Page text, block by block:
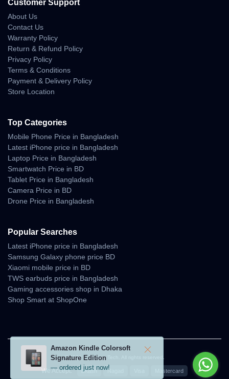
Customer Support
About Us
Contact Us
Warranty Policy
Return & Refund Policy
Privacy Policy
Terms & Conditions
Payment & Delivery Policy
Store Location
Top Categories
Mobile Phone Price in Bangladesh
Latest iPhone price in Bangladesh
Laptop Price in Bangladesh
Smartwatch Price in BD
Tablet Price in Bangladesh
Camera Price in BD
Drone Price in Bangladesh
Popular Searches
Latest iPhone price in Bangladesh
Samsung Galaxy phone price BD
Xiaomi mobile price in BD
TWS earbuds price in Bangladesh
Gaming accessories shop in Dhaka
Shop Smart at ShopOne
© 2026 Unboxing Tech. All rights reserved.
We Accept: bKash Nagad Mastercard
Amazon Kindle Colorsoft
Signature Edition
— ordered just now!